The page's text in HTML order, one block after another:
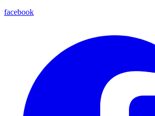
facebook